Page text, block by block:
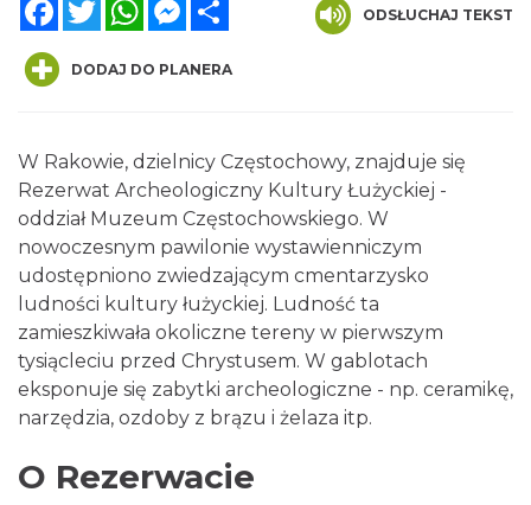
ODSŁUCHAJ TEKST
DODAJ DO PLANERA
W Rakowie, dzielnicy Częstochowy, znajduje się
Rezerwat Archeologiczny Kultury Łużyckiej -
oddział Muzeum Częstochowskiego. W
nowoczesnym pawilonie wystawienniczym
udostępniono zwiedzającym cmentarzysko
ludności kultury łużyckiej. Ludność ta
zamieszkiwała okoliczne tereny w pierwszym
tysiącleciu przed Chrystusem. W gablotach
eksponuje się zabytki archeologiczne - np. ceramikę,
narzędzia, ozdoby z brązu i żelaza itp.
O Rezerwacie